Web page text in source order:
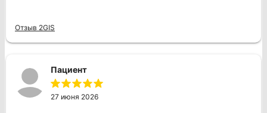
Отзыв 2GIS
Пациент
27 июня 2026